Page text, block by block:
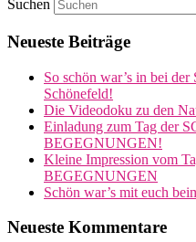
Suchen
Neueste Beiträge
So schön war’s in bei
Schönefeld!
Die Videodoku zu den
Einladung zum Tag der
BEGEGNUNGEN!
Kleine Impression vom
BEGEGNUNGEN
Schön war’s mit euch
Neueste Kommentare